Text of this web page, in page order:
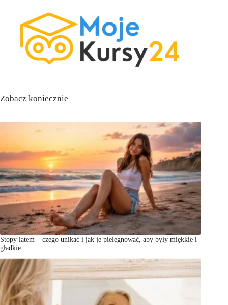
Zobacz koniecznie
Stopy latem – czego unikać i jak je pielęgnować, aby były miękkie i
gładkie.